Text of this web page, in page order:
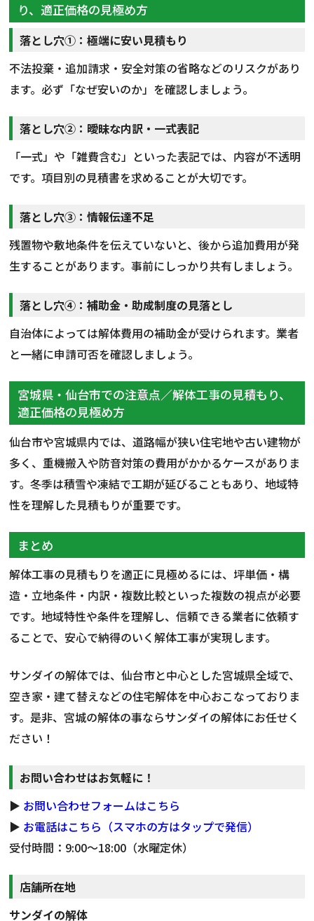
り、適正価格の見極め方
落とし穴①：極端に安い見積もり
不法投棄・追加請求・安全対策の省略などのリスクがあり
ます。必ず「なぜ安いのか」を確認しましょう。
落とし穴②：曖昧な内訳・一式表記
「一式」や「雑費含む」といった表記では、内容が不透明
です。項目別の見積書を求めることが大切です。
落とし穴③：情報伝達不足
残置物や敷地条件を伝えていないと、後から追加費用が発
生することがあります。事前にしっかり共有しましょう。
落とし穴④：補助金・助成制度の見落とし
自治体によっては解体費用の補助金が受けられます。業者
と一緒に申請可否を確認しましょう。
宮城県・仙台市での注意点／解体工事の見積もり、
適正価格の見極め方
仙台市や宮城県内では、道路幅が狭い住宅地や古い建物が
多く、重機搬入や防音対策の費用がかかるケースがありま
す。冬季は積雪や凍結で工期が延びることもあり、地域特
性を理解した見積もりが重要です。
まとめ
解体工事の見積もりを適正に見極めるには、坪単価・構
造・立地条件・内訳・複数比較といった複数の視点が必要
です。地域特性や条件を理解し、信頼できる業者に依頼す
ることで、安心で納得のいく解体工事が実現します。
サンダイの解体では、仙台市と中心とした宮城県全域で、
空き家・建て替えなどの住宅解体を中心おこなっておりま
す。是非、宮城の解体の事ならサンダイの解体にお任せく
ださい！
お問い合わせはお気軽に！
▶ お問い合わせフォームはこちら
▶ お電話はこちら（スマホの方はタップで発信）
受付時間：9:00～18:00（水曜定休）
店舗所在地
サンダイの解体